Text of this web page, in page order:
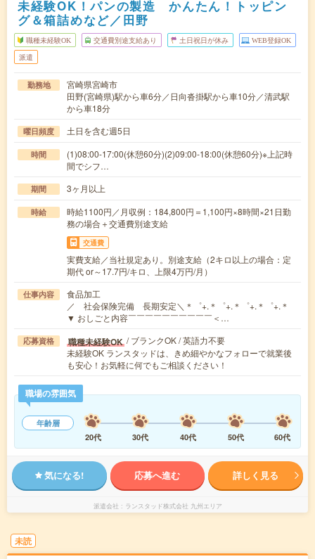
未経験OK！パンの製造 かんたん！トッピン
グ＆箱詰めなど／田野
職種未経験OK 交通費別途支給あり 土日祝日が休み WEB登録OK
派遣
勤務地
宮崎県宮崎市
田野(宮崎県)駅から車6分／日向沓掛駅から車10分／清武駅
から車18分
曜日頻度 土日を含む週5日
時間
(1)08:00-17:00(休憩60分)(2)09:00-18:00(休憩60分)※上記時
間でシフ…
期間 3ヶ月以上
時給
時給1100円／月収例：184,800円＝1,100円×8時間×21日勤
務の場合＋交通費別途支給
交通費
実費支給／当社規定あり。別途支給（2キロ以上の場合：定
期代 or～17.7円/キロ、上限4万円/月）
仕事内容
食品加工
／ 社会保険完備 長期安定＼＊゜+.＊゜+.＊゜+.＊゜+.＊
▼ おしごと内容￣￣￣￣￣￣￣￣￣￣＜…
応募資格 職種未経験OK / ブランクOK / 英語力不要
未経験OK ランスタッドは、きめ細やかなフォローで就業後
も安心！お気軽に何でもご相談ください！
職場の雰囲気
年齢層
20代
30代 40代 50代 60代
気になる! 応募へ進む 詳しく見る
派遣会社 ランスタッド株式会社 九州エリア
未読